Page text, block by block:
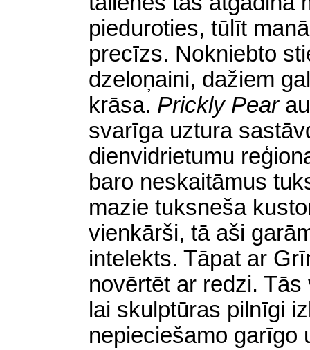
pieduroties, tūlīt
precīzs. Nokniebto
dzeloņaini, dažiem
krāsa. Prickly Pear
svarīga uztura
dienvidrietumu
baro neskaitāmus
mazie tuksneša
vienkārši, tā aši
intelekts. Tāpat ar
novērtēt ar redzi.
lai skulptūras pilnīgi
nepieciešamo garīgo